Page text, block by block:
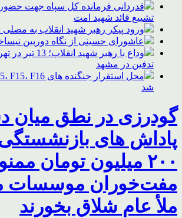
قدردانی فرمانده کل سپاه جهت حضور
تشییع قائد شهید امت
ورود پیکر رهبر شهید انقلاب به
عاشورای حسینی از نگاه دوربین
وداع با رهبر
تدفین در مشهد
شد
گودرزی در نطق میان
پاداش های بازنشستگی
۲۰۰ میلیون تومان
مفت‌خوران موسسات
ملأ عام شلاق بخورند